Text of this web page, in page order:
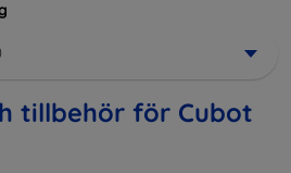
tillbehör för Cubot